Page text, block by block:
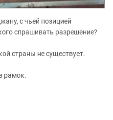
с чьей позицией
спрашивать разрешение?
страны не существует.
рамок.